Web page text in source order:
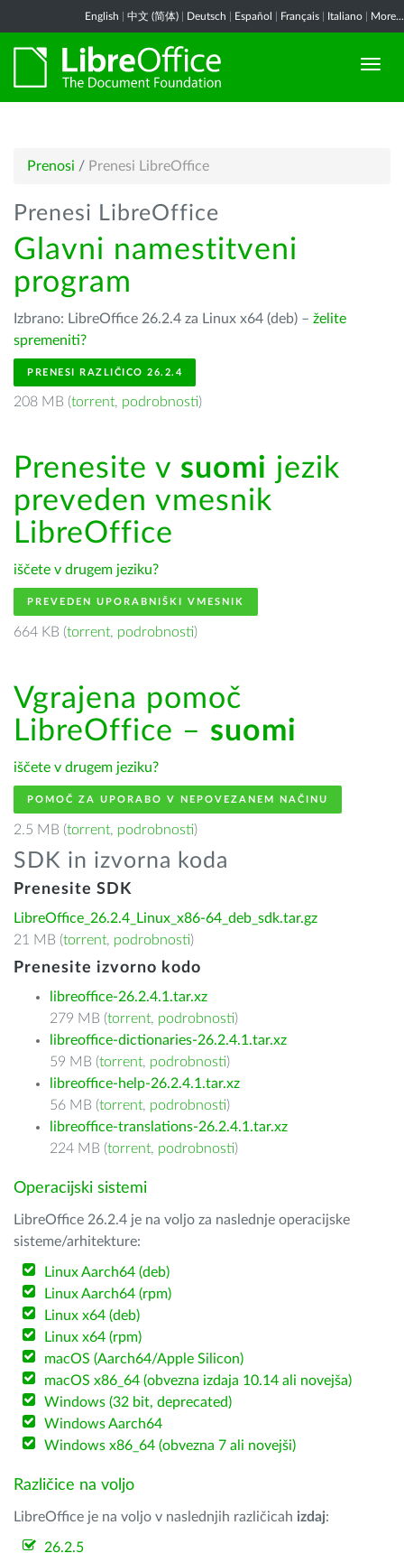
English 中文 (简体) Deutsch Español Français Italiano More...
Prenosi / Prenesi LibreOffice
Prenesi LibreOffice
Glavni namestitveni
program
Izbrano: LibreOffice 26.2.4 za Linux x64 (deb) – želite
spremeniti?
PRENESI RAZLIČICO 26.2.4
208 MB (torrent, podrobnosti)
Prenesite v suomi jezik
preveden vmesnik
LibreOffice
iščete v drugem jeziku?
PREVEDEN UPORABNIŠKI VMESNIK
664 KB (torrent, podrobnosti)
Vgrajena pomoč
LibreOffice – suomi
iščete v drugem jeziku?
POMOČ ZA UPORABO V NEPOVEZANEM NAČINU
2.5 MB (torrent, podrobnosti)
SDK in izvorna koda
Prenesite SDK
LibreOffice_26.2.4_Linux_x86-64_deb_sdk.tar.gz
21 MB (torrent, podrobnosti)
Prenesite izvorno kodo
libreoffice-26.2.4.1.tar.xz
279 MB (torrent, podrobnosti)
libreoffice-dictionaries-26.2.4.1.tar.xz
59 MB (torrent, podrobnosti)
libreoffice-help-26.2.4.1.tar.xz
56 MB (torrent, podrobnosti)
libreoffice-translations-26.2.4.1.tar.xz
224 MB (torrent, podrobnosti)
Operacijski sistemi
LibreOffice 26.2.4 je na voljo za naslednje operacijske
sisteme/arhitekture:
Linux Aarch64 (deb)
Linux Aarch64 (rpm)
Linux x64 (deb)
Linux x64 (rpm)
macOS (Aarch64/Apple Silicon)
macOS x86_64 (obvezna izdaja 10.14 ali novejša)
Windows (32 bit, deprecated)
Windows Aarch64
Windows x86_64 (obvezna 7 ali novejši)
Različice na voljo
LibreOffice je na voljo v naslednjih različicah izdaj:
26.2.5